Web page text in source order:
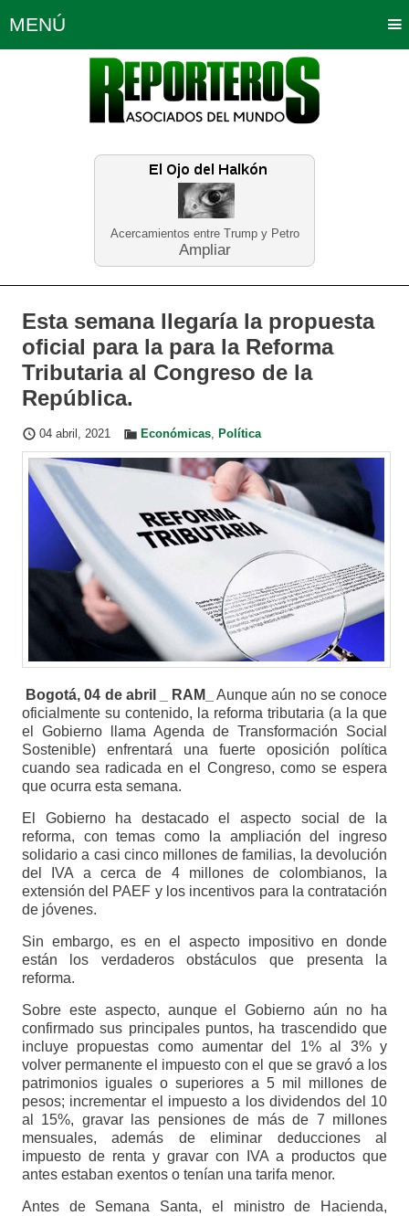
Acercamientos entre Trump y Petro
Ampliar
MENÚ
Política Opinión Bogotá
Planeta Tierra Deportes
Educación Neira
Esta semana llegaría la propuesta
oficial para la para la Reforma
Tributaria al Congreso de la
República.
04 abril, 2021 Económicas, Política
Bogotá, 04 de abril _ RAM_
Aunque aún no se conoce
oficialmente su contenido, la reforma tributaria (a la que
el Gobierno llama Agenda de Transformación Social
Sostenible) enfrentará una fuerte oposición política
cuando sea radicada en el Congreso, como se espera
que ocurra esta semana.
El Gobierno ha destacado el aspecto social de la
reforma, con temas como la ampliación del ingreso
solidario a casi cinco millones de familias, la devolución
del IVA a cerca de 4 millones de colombianos, la
extensión del PAEF y los incentivos para la contratación
de jóvenes.
Sin embargo, es en el aspecto impositivo en donde
están los verdaderos obstáculos que presenta la
reforma.
Sobre este aspecto, aunque el Gobierno aún no ha
confirmado sus principales puntos, ha trascendido que
incluye propuestas como aumentar del 1% al 3% y
volver permanente el impuesto con el que se gravó a los
patrimonios iguales o superiores a 5 mil millones de
pesos; incrementar el impuesto a los dividendos del 10
al 15%, gravar las pensiones de más de 7 millones
mensuales, además de eliminar deducciones al
impuesto de renta y gravar con IVA a productos que
antes estaban exentos o tenían una tarifa menor.
Antes de Semana Santa, el ministro de Hacienda,